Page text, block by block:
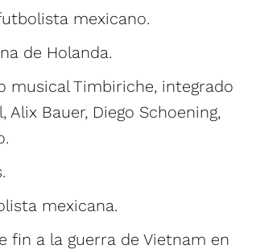
mexicano.
de Holanda.
musical Timbiriche, integrado
Alix Bauer, Diego Schoening,
mexicana.